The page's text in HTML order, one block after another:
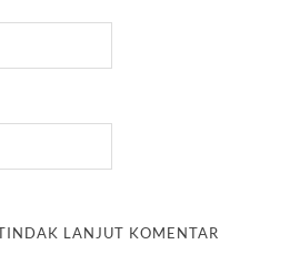
LANJUT KOMENTAR